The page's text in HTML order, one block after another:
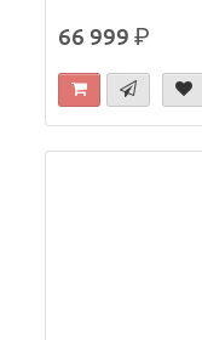
66 999р.